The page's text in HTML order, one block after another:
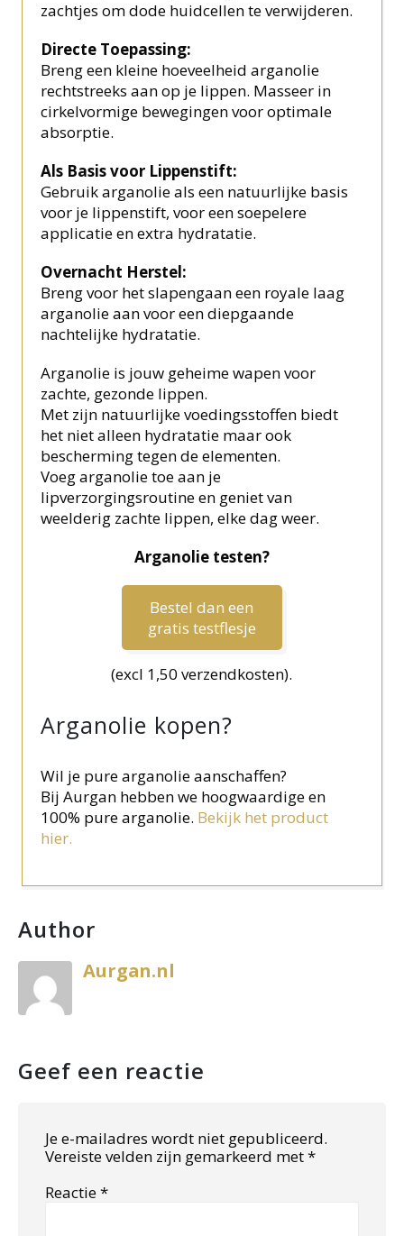
zachtjes om dode huidcellen te verwijderen.
Directe Toepassing:
Breng een kleine hoeveelheid arganolie
rechtstreeks aan op je lippen. Masseer in
cirkelvormige bewegingen voor optimale
absorptie.
Als Basis voor Lippenstift:
Gebruik arganolie als een natuurlijke basis
voor je lippenstift, voor een soepelere
applicatie en extra hydratatie.
Overnacht Herstel:
Breng voor het slapengaan een royale laag
arganolie aan voor een diepgaande
nachtelijke hydratatie.
Arganolie is jouw geheime wapen voor
zachte, gezonde lippen.
Met zijn natuurlijke voedingsstoffen biedt
het niet alleen hydratatie maar ook
bescherming tegen de elementen.
Voeg arganolie toe aan je
lipverzorgingsroutine en geniet van
weelderig zachte lippen, elke dag weer.
Arganolie testen?
Bestel dan een
gratis testflesje
(excl 1,50 verzendkosten).
Arganolie kopen?
Wil je pure arganolie aanschaffen?
Bij Aurgan hebben we hoogwaardige en
100% pure arganolie. Bekijk het product
hier.
Author
Aurgan.nl
Geef een reactie
Je e-mailadres wordt niet gepubliceerd.
Vereiste velden zijn gemarkeerd met*
Reactie*